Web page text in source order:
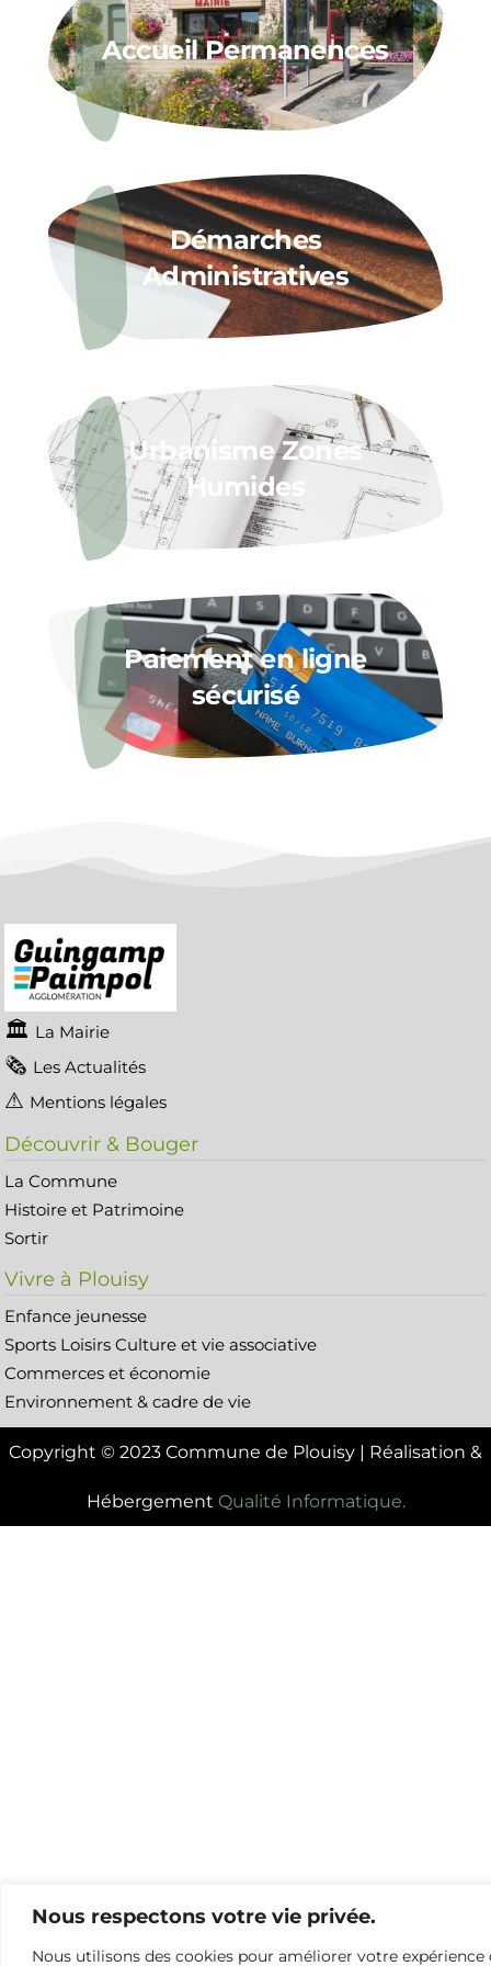
Nous respectons votre vie privée.
Nous utilisons des cookies pour améliorer votre expérience
Accueil Permanences
Démarches
Administratives
Urbanisme Zones
Humides
Paiement en ligne
sécurisé
La Mairie
Les Actualités
Mentions légales
Découvrir & Bouger
La Commune
Histoire et Patrimoine
Sortir
Vivre à Plouisy
Enfance jeunesse
Sports Loisirs Culture et vie associative
Commerces et économie
Environnement & cadre de vie
Copyright © 2023 Commune de Plouisy | Réalisation &
Hébergement Qualité Informatique.